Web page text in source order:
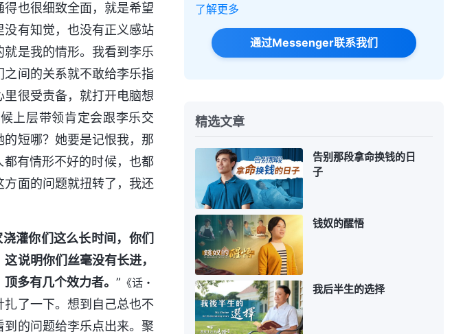
也很细致全面，就是希望
有知觉，也没有正义感站
就是我的情形。我看到李乐
间的关系就不敢给李乐指
很受责备，就打开电脑想
上层带领肯定会跟李乐交
短哪？她要是记恨我，那
有情形不好的时候，也都
面的问题就扭转了，我还
灌你们这么长时间，你们
说明你们丝毫没有长进，
多有几个效力者。 ” 《话・
扎了一下。想到自己总也不
的问题给李乐点出来。聚
了解更多
通过Messenger联系我们
精选文章
告别那段拿命换钱的日
子
钱奴的醒悟
我后半生的选择